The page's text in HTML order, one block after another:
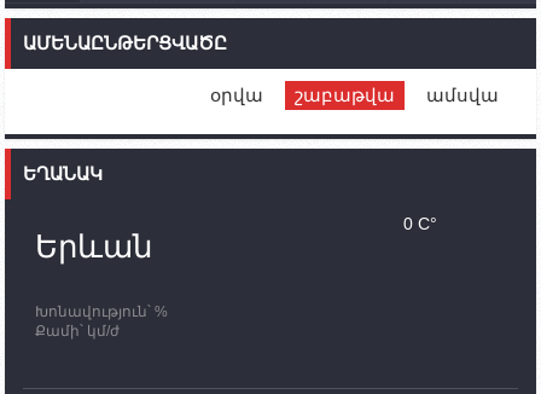
ունեն. կիպրոսցի խորհրդարանականը՝ Ալեն
Ֆրանսիայի ԱԳ նախարարը կայցելի Հայաստան
պատասխանատուներ կմնան ԼՂ-ում՝ մինչև
որոնողափրկարարական աշխատանքների
11:03
ՄԱԿ-ի առաքելությունը շատ, շատ, շատ օգտակար
ԱՄԵՆԱԸՆԹԵՐՑՎԱԾԸ
օրվա շաբաթվա ամսվա
ԵՂԱՆԱԿ
Երևան
Խոնավություն՝ %
Քամի՝ կմ/ժ
0 C°